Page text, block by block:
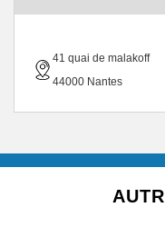
41 quai de malakoff
44000 Nantes